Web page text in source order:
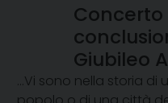
Concerto
Giubileo
…Vi sono nella storia di